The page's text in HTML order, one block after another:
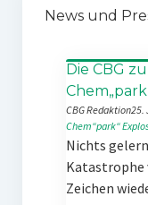
News und
Die CBG
CBG Redaktion25.
Chem“park“
Nichts
Katastrophe
Zeichen